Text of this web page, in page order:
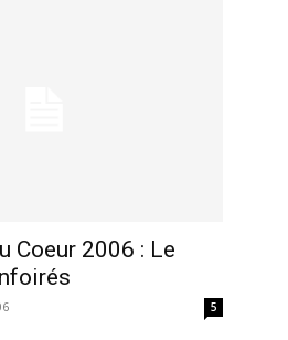
Coeur 2006 : Le
5